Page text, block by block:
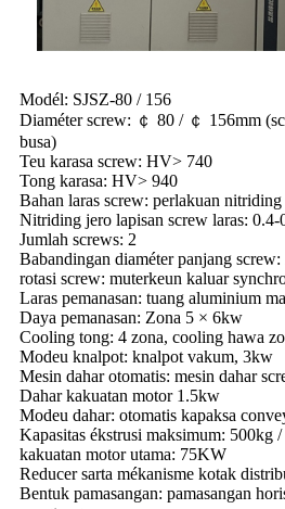
Modél: SJSZ-80 / 156
Diaméter screw: ￠ 80 / ￠ 156mm
busa)
Teu karasa screw: HV> 740
Tong karasa: HV> 940
Bahan laras screw: perlakuan nitriding
Nitriding jero lapisan screw laras: 0.4-
Jumlah screws: 2
Babandingan diaméter panjang screw:
rotasi screw: muterkeun kaluar
Laras pemanasan: tuang aluminium
Daya pemanasan: Zona 5 × 6kw
Cooling tong: 4 zona, cooling hawa
Modeu knalpot: knalpot vakum, 3kw
Mesin dahar otomatis: mesin dahar
Dahar kakuatan motor 1.5kw
Modeu dahar: otomatis kapaksa
Kapasitas ékstrusi maksimum: 500kg /
kakuatan motor utama: 75KW
Reducer sarta mékanisme kotak
Bentuk pamasangan: pamasangan